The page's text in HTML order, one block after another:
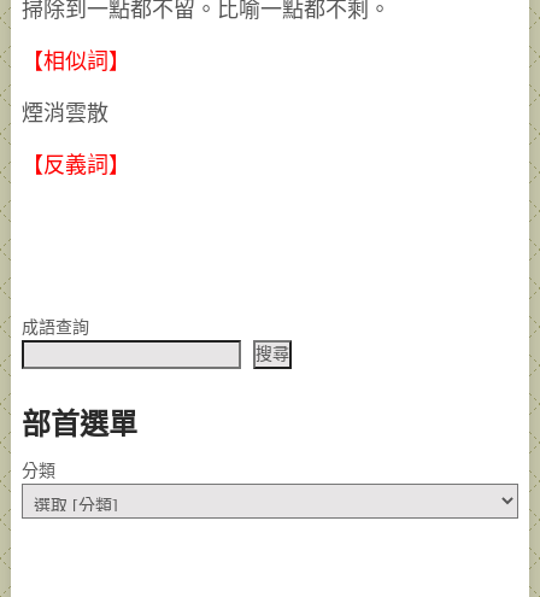
掃除到一點都不留。比喻一點都不剩。
【相似詞】
煙消雲散
【反義詞】
成語查詢
搜尋
部首選單
分類